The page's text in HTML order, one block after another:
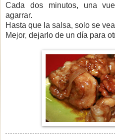
Cada dos minutos, una
agarrar.
Hasta que la salsa, solo se
Mejor, dejarlo de un día para